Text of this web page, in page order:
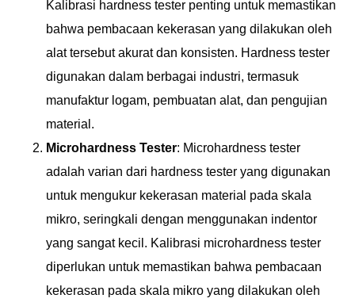
Kalibrasi hardness tester penting untuk memastikan
bahwa pembacaan kekerasan yang dilakukan oleh
alat tersebut akurat dan konsisten. Hardness tester
digunakan dalam berbagai industri, termasuk
manufaktur logam, pembuatan alat, dan pengujian
material.
Microhardness Tester: Microhardness tester
adalah varian dari hardness tester yang digunakan
untuk mengukur kekerasan material pada skala
mikro, seringkali dengan menggunakan indentor
yang sangat kecil. Kalibrasi microhardness tester
diperlukan untuk memastikan bahwa pembacaan
kekerasan pada skala mikro yang dilakukan oleh